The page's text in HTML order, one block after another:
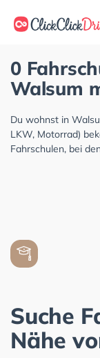
0
Walsum
Du wohnst in
LKW, Motorrad)
Fahrschulen, bei
Suche
Nähe